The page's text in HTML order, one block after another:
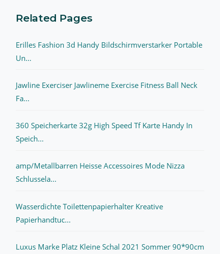
Related Pages
Erilles Fashion 3d Handy Bildschirmverstarker Portable
Un...
Jawline Exerciser Jawlineme Exercise Fitness Ball Neck
Fa...
360 Speicherkarte 32g High Speed Tf Karte Handy In
Speich...
amp/Metallbarren Heisse Accessoires Mode Nizza
Schlussela...
Wasserdichte Toilettenpapierhalter Kreative
Papierhandtuc...
Luxus Marke Platz Kleine Schal 2021 Sommer 90*90cm